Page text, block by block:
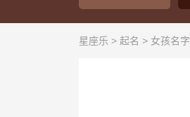
星座乐 > 起名 > 女孩名字